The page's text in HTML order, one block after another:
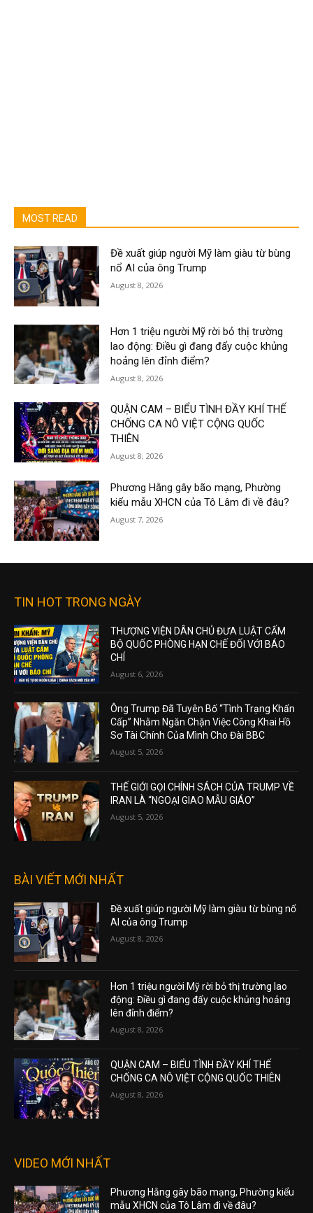
MOST READ
Đề xuất giúp người Mỹ làm giàu từ bùng
nổ AI của ông Trump
August 8, 2026
Hơn 1 triệu người Mỹ rời bỏ thị trường
lao động: Điều gì đang đẩy cuộc khủng
hoảng lên đỉnh điểm?
August 8, 2026
QUẬN CAM – BIỂU TÌNH ĐẦY KHÍ THẾ
CHỐNG CA NÔ VIỆT CỘNG QUỐC
THIÊN
August 8, 2026
Phương Hằng gây bão mạng, Phường
kiểu mẫu XHCN của Tô Lâm đi về đâu?
August 7, 2026
TIN HOT TRONG NGÀY
THƯỢNG VIỆN DÂN CHỦ ĐƯA LUẬT CẤM
BỘ QUỐC PHÒNG HẠN CHẾ ĐỐI VỚI BÁO
CHÍ
August 6, 2026
Ông Trump Đã Tuyên Bố “Tình Trạng Khẩn
Cấp” Nhằm Ngăn Chặn Việc Công Khai Hồ
Sơ Tài Chính Của Mình Cho Đài BBC
August 5, 2026
THẾ GIỚI GỌI CHÍNH SÁCH CỦA TRUMP VỀ
IRAN LÀ “NGOẠI GIAO MẪU GIÁO”
August 5, 2026
BÀI VIẾT MỚI NHẤT
Đề xuất giúp người Mỹ làm giàu từ bùng nổ
AI của ông Trump
August 8, 2026
Hơn 1 triệu người Mỹ rời bỏ thị trường lao
động: Điều gì đang đẩy cuộc khủng hoảng
lên đỉnh điểm?
August 8, 2026
QUẬN CAM – BIỂU TÌNH ĐẦY KHÍ THẾ
CHỐNG CA NÔ VIỆT CỘNG QUỐC THIÊN
August 8, 2026
VIDEO MỚI NHẤT
Phương Hằng gây bão mạng, Phường kiểu
mẫu XHCN của Tô Lâm đi về đâu?